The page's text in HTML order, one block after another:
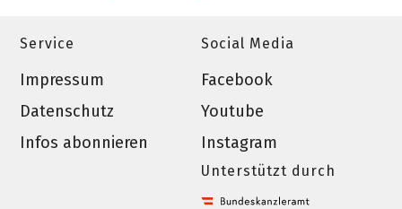
Service
Impressum
Datenschutz
Infos abonnieren
Social Media
Facebook
Youtube
Instagram
Unterstützt durch